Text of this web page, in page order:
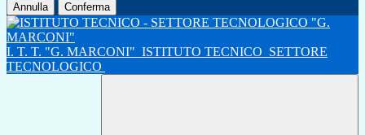
Annulla Conferma
I. T. T. "G. MARCONI" ISTITUTO TECNICO SETTORE
TECNOLOGICO